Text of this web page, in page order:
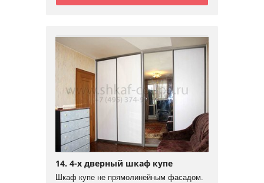
14. 4-х дверный шкаф купе
Шкаф купе не прямолинейным фасадом.